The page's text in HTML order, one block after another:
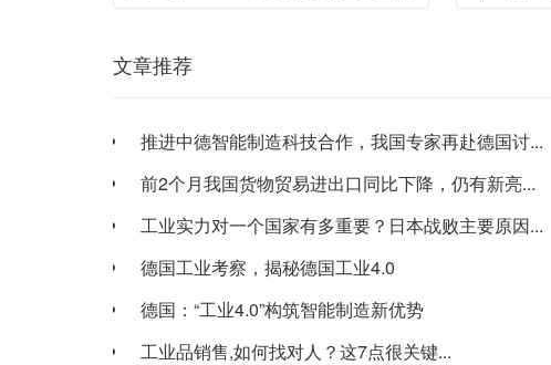
文章推荐
推进中德智能制造科技合作，我国专家再赴德国讨...
前2个月我国货物贸易进出口同比下降，仍有新亮...
工业实力对一个国家有多重要？日本战败主要原因...
德国工业考察，揭秘德国工业4.0
德国：“工业4.0”构筑智能制造新优势
工业品销售,如何找对人？这7点很关键...